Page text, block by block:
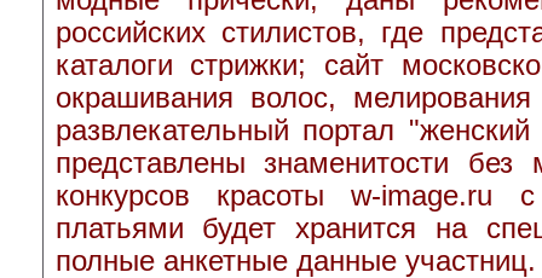
российских стилистов, где
каталоги стрижки; сайт
окрашивания волос,
развлекательный портал
представлены знаменитости
конкурсов красоты w-image.ru
платьями будет хранится на
полные анкетные данные